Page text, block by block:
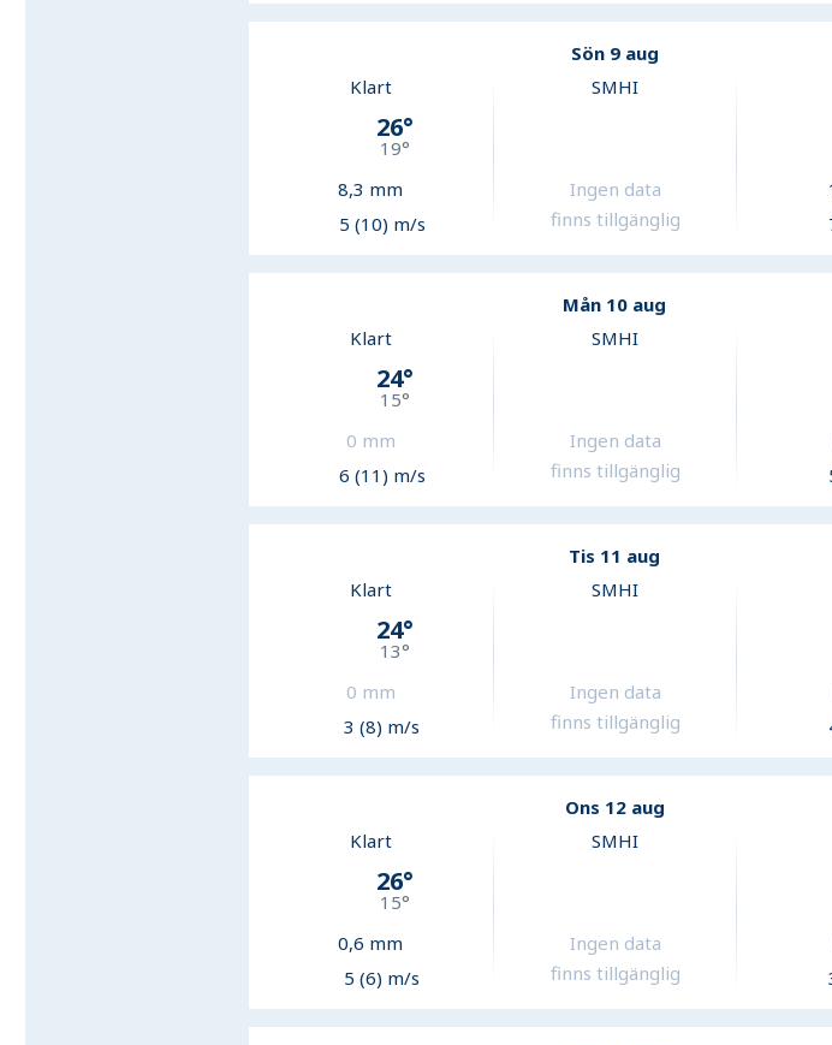
Sön 9 aug
Klart
26°
19°
8,3 mm
5 (10) m/s
SMHI
Ingen data
finns tillgänglig
Mån 10 aug
Klart
24°
15°
0 mm
6 (11) m/s
SMHI
Ingen data
finns tillgänglig
Tis 11 aug
Klart
24°
13°
0 mm
3 (8) m/s
SMHI
Ingen data
finns tillgänglig
Ons 12 aug
Klart
26°
15°
0,6 mm
5 (6) m/s
SMHI
Ingen data
finns tillgänglig